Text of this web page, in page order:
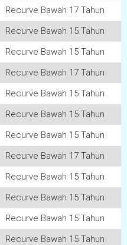
Recurve Bawah 17 Tahun
Recurve Bawah 15 Tahun
Recurve Bawah 15 Tahun
Recurve Bawah 17 Tahun
Recurve Bawah 15 Tahun
Recurve Bawah 15 Tahun
Recurve Bawah 15 Tahun
Recurve Bawah 17 Tahun
Recurve Bawah 15 Tahun
Recurve Bawah 15 Tahun
Recurve Bawah 15 Tahun
Recurve Bawah 15 Tahun